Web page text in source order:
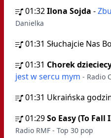
01:32Ilona Sojda -
Danielka
01:31 Słuchajcie Nas
01:31 Chorek
jest w sercu mym - Radio
01:31 Ukraińska
01:29So Easy (To Fall
Radio RMF - Top 30 pop